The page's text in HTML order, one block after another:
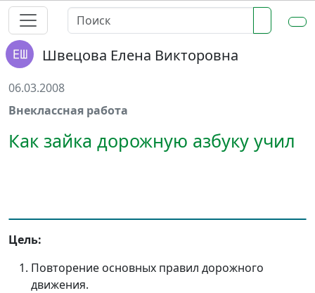
Швецова Елена Викторовна
06.03.2008
Внеклассная работа
Как зайка дорожную азбуку учил
Цель:
Повторение основных правил дорожного
движения.